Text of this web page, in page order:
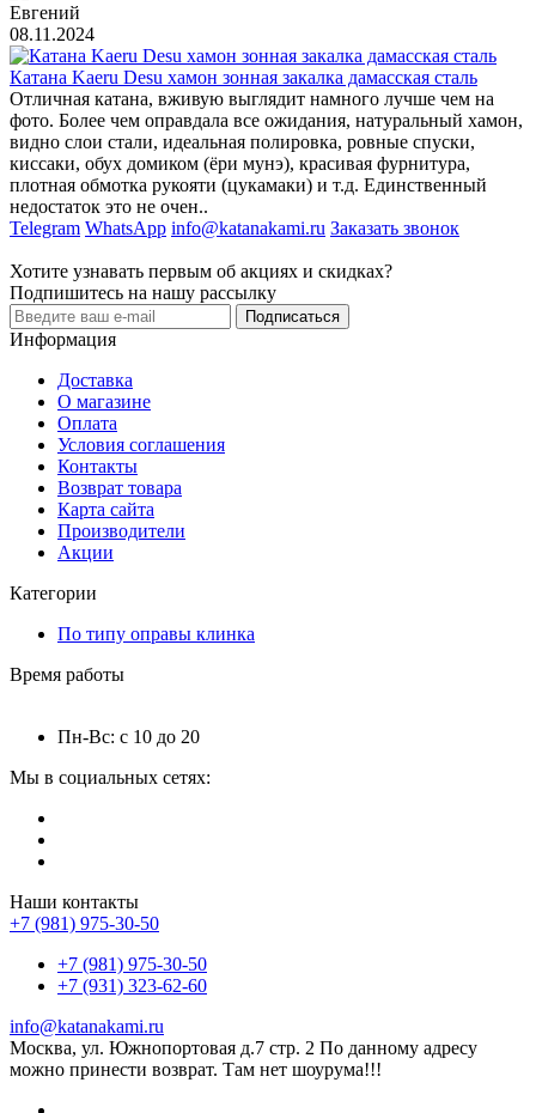
Евгений
08.11.2024
Катана Kaeru Desu хамон зонная закалка дамасская сталь
Отличная катана, вживую выглядит намного лучше чем на
фото. Более чем оправдала все ожидания, натуральный хамон,
видно слои стали, идеальная полировка, ровные спуски,
киссаки, обух домиком (ёри мунэ), красивая фурнитура,
плотная обмотка рукояти (цукамаки) и т.д. Единственный
недостаток это не очен..
Telegram WhatsApp info@katanakami.ru Заказать звонок
Хотите узнавать первым об акциях и скидках?
Подпишитесь на нашу рассылку
Подписаться
Информация
Доставка
О магазине
Оплата
Условия соглашения
Контакты
Возврат товара
Карта сайта
Производители
Акции
Категории
По типу оправы клинка
Время работы
Пн-Вс: с 10 до 20
Мы в социальных сетях:
Наши контакты
+7 (981) 975-30-50
+7 (981) 975-30-50
+7 (931) 323-62-60
info@katanakami.ru
Москва, ул. Южнопортовая д.7 стр. 2 По данному адресу
можно принести возврат. Там нет шоурума!!!